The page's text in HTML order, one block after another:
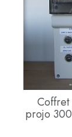
projo